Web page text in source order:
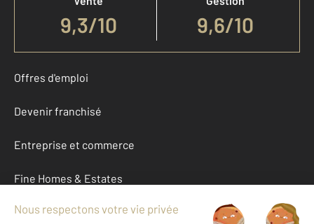
9,3/10 9,6/10
Offres d'emploi
Devenir franchisé
Entreprise et commerce
Fine Homes & Estates
À propos